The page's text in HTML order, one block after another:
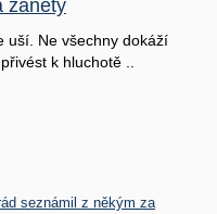
záněty
uší. Ne všechny dokáží
k hluchotě ..
seznámil z někým za